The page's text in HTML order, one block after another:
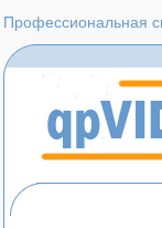
Профессиональная